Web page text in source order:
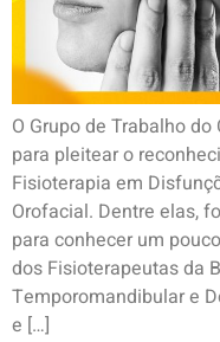
O Grupo de Trabalho
para pleitear o
Fisioterapia em
Orofacial. Dentre elas,
para conhecer um
dos Fisioterapeutas da
Temporomandibular e
e […]